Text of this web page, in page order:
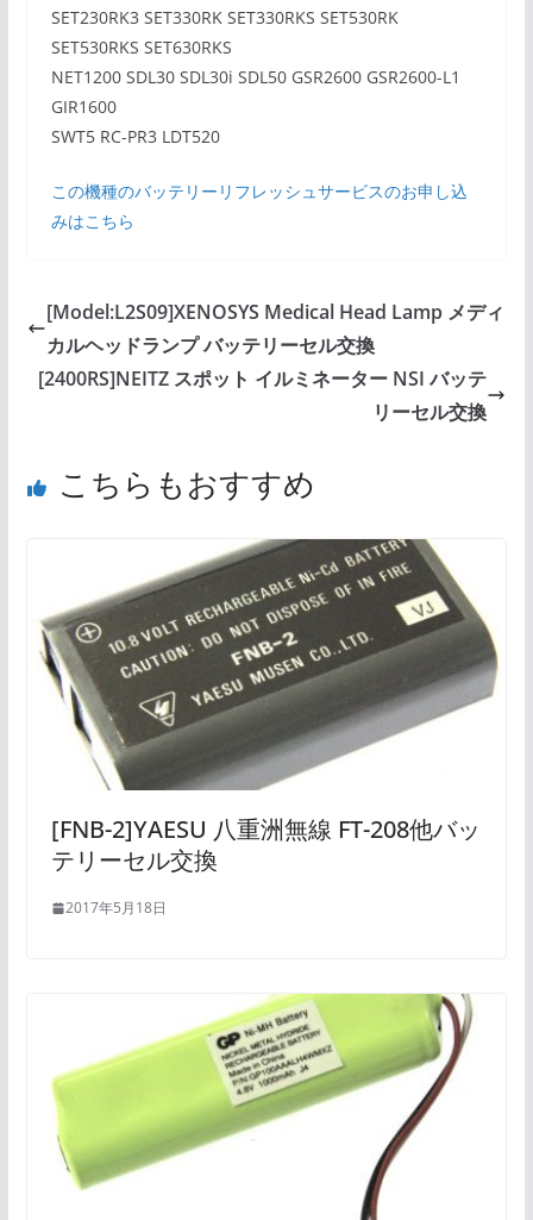
SET230RK3 SET330RK SET330RKS SET530RK
SET530RKS SET630RKS
NET1200 SDL30 SDL30i SDL50 GSR2600 GSR2600-L1
GIR1600
SWT5 RC-PR3 LDT520
この機種のバッテリーリフレッシュサービスのお申し込
みはこちら
[Model:L2S09]XENOSYS Medical Head Lamp メディ
カルヘッドランプ バッテリーセル交換
[2400RS]NEITZ スポット イルミネーター NSI バッテ
リーセル交換
こちらもおすすめ
[FNB-2]YAESU 八重洲無線 FT-208他バッ
テリーセル交換
2017年5月18日